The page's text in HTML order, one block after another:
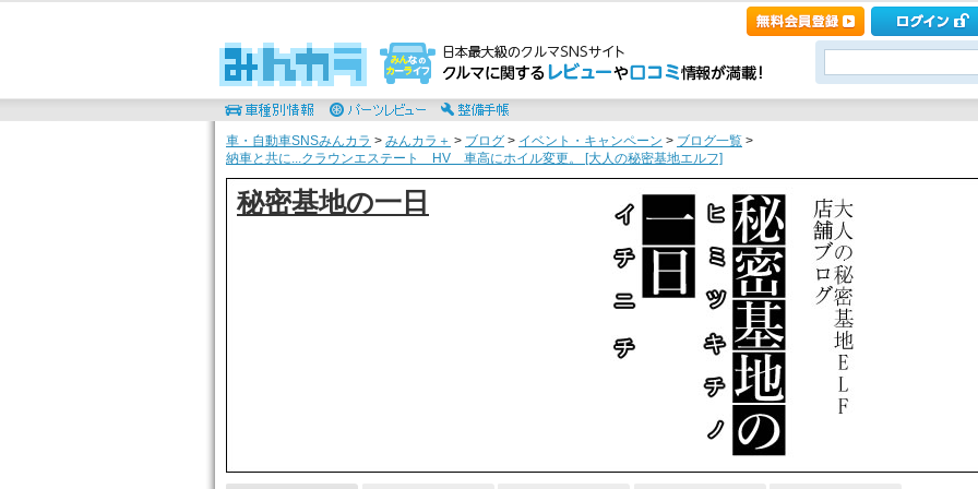
車・自動車SNSみんカラ > みんカラ＋ > ブログ > イベント・キャンペーン > ブログ一覧 >
納車と共に...クラウンエステート HV 車高にホイル変更。 [大人の秘密基地エルフ]
秘密基地の一日